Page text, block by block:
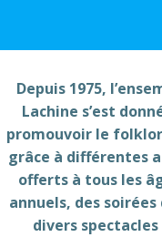
Depuis 1975,
Lachine s’est
promouvoir le
grâce à différentes
offerts à tous les
annuels, des
divers